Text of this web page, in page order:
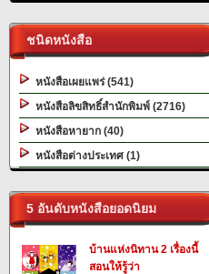
ชนิดหนังสือ
หนังสือเผยแพร่ (541)
หนังสือลิขสิทธิ์สำนักพิมพ์ (2716)
หนังสือหายาก (40)
หนังสือต่างประเทศ (1)
5 อันดับหนังสือยอดนิยม
บ้านแห่งนิทาน 2 เรื่องนี้
สอนให้รู้ว่า